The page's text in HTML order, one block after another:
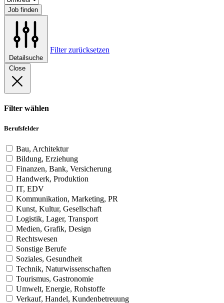
Job finden
Detailsuche
Filter zurücksetzen
Close
Filter wählen
Berufsfelder
Bau, Architektur
Bildung, Erziehung
Finanzen, Bank, Versicherung
Handwerk, Produktion
IT, EDV
Kommunikation, Marketing, PR
Kunst, Kultur, Gesellschaft
Logistik, Lager, Transport
Medien, Grafik, Design
Rechtswesen
Sonstige Berufe
Soziales, Gesundheit
Technik, Naturwissenschaften
Tourismus, Gastronomie
Umwelt, Energie, Rohstoffe
Verkauf, Handel, Kundenbetreuung